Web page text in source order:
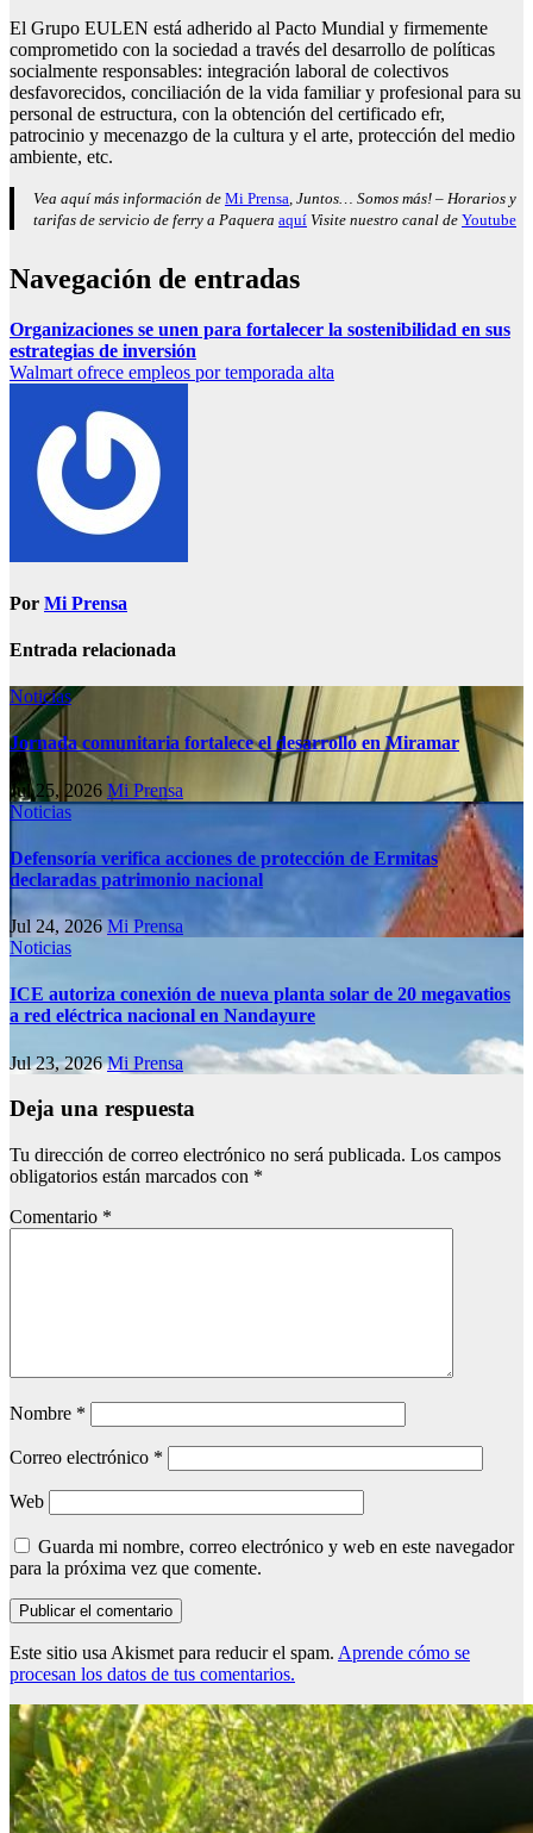
El Grupo EULEN está adherido al Pacto Mundial y firmemente
comprometido con la sociedad a través del desarrollo de políticas
socialmente responsables: integración laboral de colectivos
desfavorecidos, conciliación de la vida familiar y profesional para su
personal de estructura, con la obtención del certificado efr,
patrocinio y mecenazgo de la cultura y el arte, protección del medio
ambiente, etc.
Vea aquí más información de Mi Prensa, Juntos… Somos más! – Horarios y
tarifas de servicio de ferry a Paquera aquí Visite nuestro canal de Youtube
Navegación de entradas
Organizaciones se unen para fortalecer la sostenibilidad en sus
estrategias de inversión
Walmart ofrece empleos por temporada alta
Por Mi Prensa
Entrada relacionada
Noticias
Jornada comunitaria fortalece el desarrollo en Miramar
Jul 25, 2026 Mi Prensa
Noticias
Defensoría verifica acciones de protección de Ermitas
declaradas patrimonio nacional
Jul 24, 2026Mi Prensa
Noticias
ICE autoriza conexión de nueva planta solar de 20 megavatios
a red eléctrica nacional en Nandayure
Jul 23, 2026Mi Prensa
Deja una respuesta
Tu dirección de correo electrónico no será publicada. Los campos
obligatorios están marcados con *
Comentario *
Nombre *
Correo electrónico *
Web
Guarda mi nombre, correo electrónico y web en este navegador
para la próxima vez que comente.
Este sitio usa Akismet para reducir el spam. Aprende cómo se
procesan los datos de tus comentarios.